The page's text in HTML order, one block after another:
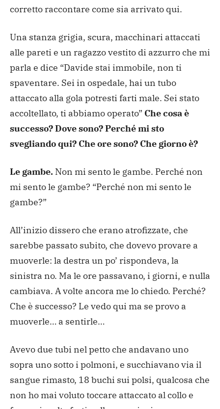
corretto raccontare come sia arrivato qui.
Una stanza grigia, scura, macchinari attaccati
alle pareti e un ragazzo vestito di azzurro che mi
parla e dice “Davide stai immobile, non ti
spaventare. Sei in ospedale, hai un tubo
attaccato alla gola potresti farti male. Sei stato
accoltellato, ti abbiamo operato” Che cosa è
successo? Dove sono? Perché mi sto
svegliando qui? Che ore sono? Che giorno è?
Le gambe. Non mi sento le gambe. Perché non
mi sento le gambe? “Perché non mi sento le
gambe?”
All’inizio dissero che erano atrofizzate, che
sarebbe passato subito, che dovevo provare a
muoverle: la destra un po’ rispondeva, la
sinistra no. Ma le ore passavano, i giorni, e nulla
cambiava. A volte ancora me lo chiedo. Perché?
Che è successo? Le vedo qui ma se provo a
muoverle… a sentirle…
Avevo due tubi nel petto che andavano uno
sopra uno sotto i polmoni, e succhiavano via il
sangue rimasto, 18 buchi sui polsi, qualcosa che
non ho mai voluto toccare attaccato al collo e